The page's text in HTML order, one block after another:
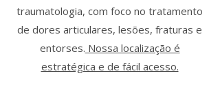
traumatologia, com foco no tratamento
de dores articulares, lesões, fraturas e
entorses. Nossa localização é
estratégica e de fácil acesso.